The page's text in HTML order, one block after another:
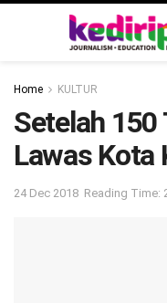
Home KULTUR
Setelah 150
Lawas Kota
24 Dec 2018 Reading Time: